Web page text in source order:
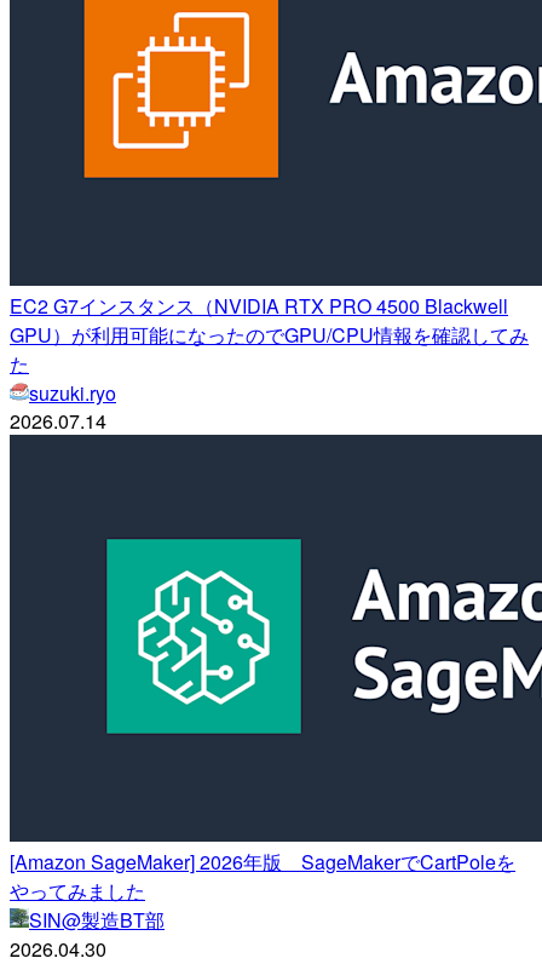
EC2 G7インスタンス（NVIDIA RTX PRO 4500 Blackwell
GPU）が利用可能になったのでGPU/CPU情報を確認してみ
た
suzuki.ryo
2026.07.14
[Amazon SageMaker] 2026年版 SageMakerでCartPoleを
やってみました
SIN@製造BT部
2026.04.30